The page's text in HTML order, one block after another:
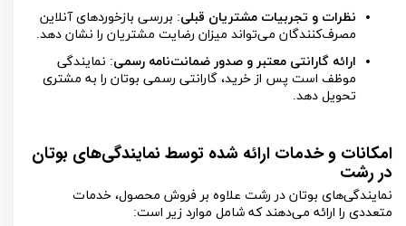
نظرات و تجربیات مشتریان قبلی: بررسی بازخوردهای آنلاین
مصرف‌کنندگان می‌تواند میزان رضایت مشتریان را نشان دهد.
ارائه گارانتی معتبر و صدور ضمانت‌نامه رسمی: نمایندگی
موظف است پس از خرید، گارانتی رسمی بوتان را به مشتری
تحویل دهد.
امکانات و خدمات ارائه شده توسط نمایندگی‌های بوتان
در رشت
نمایندگی‌های بوتان در رشت علاوه بر فروش محصول، خدمات
متعددی را ارائه می‌دهند که شامل موارد زیر است: